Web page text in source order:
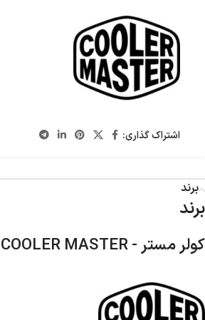
اشتراک گذاری:
برند
برند
کولر مستر - COOLER MASTER